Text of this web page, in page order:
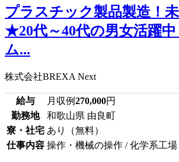
プラスチック製品製造！
★20代～40代の男女活躍
ム...
株式会社BREXA Next
給与 月収例270,000円
勤務地
和歌山県 由良町
寮・社宅 あり（無料）
仕事内容 操作・機械の操作 / 化学系工場